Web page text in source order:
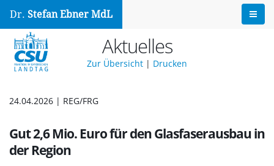
Dr. Stefan Ebner MdL
Aktuelles
Zur Übersicht | Drucken
24.04.2026 | REG/FRG
Gut 2,6 Mio. Euro für den Glasfaserausbau in
der Region